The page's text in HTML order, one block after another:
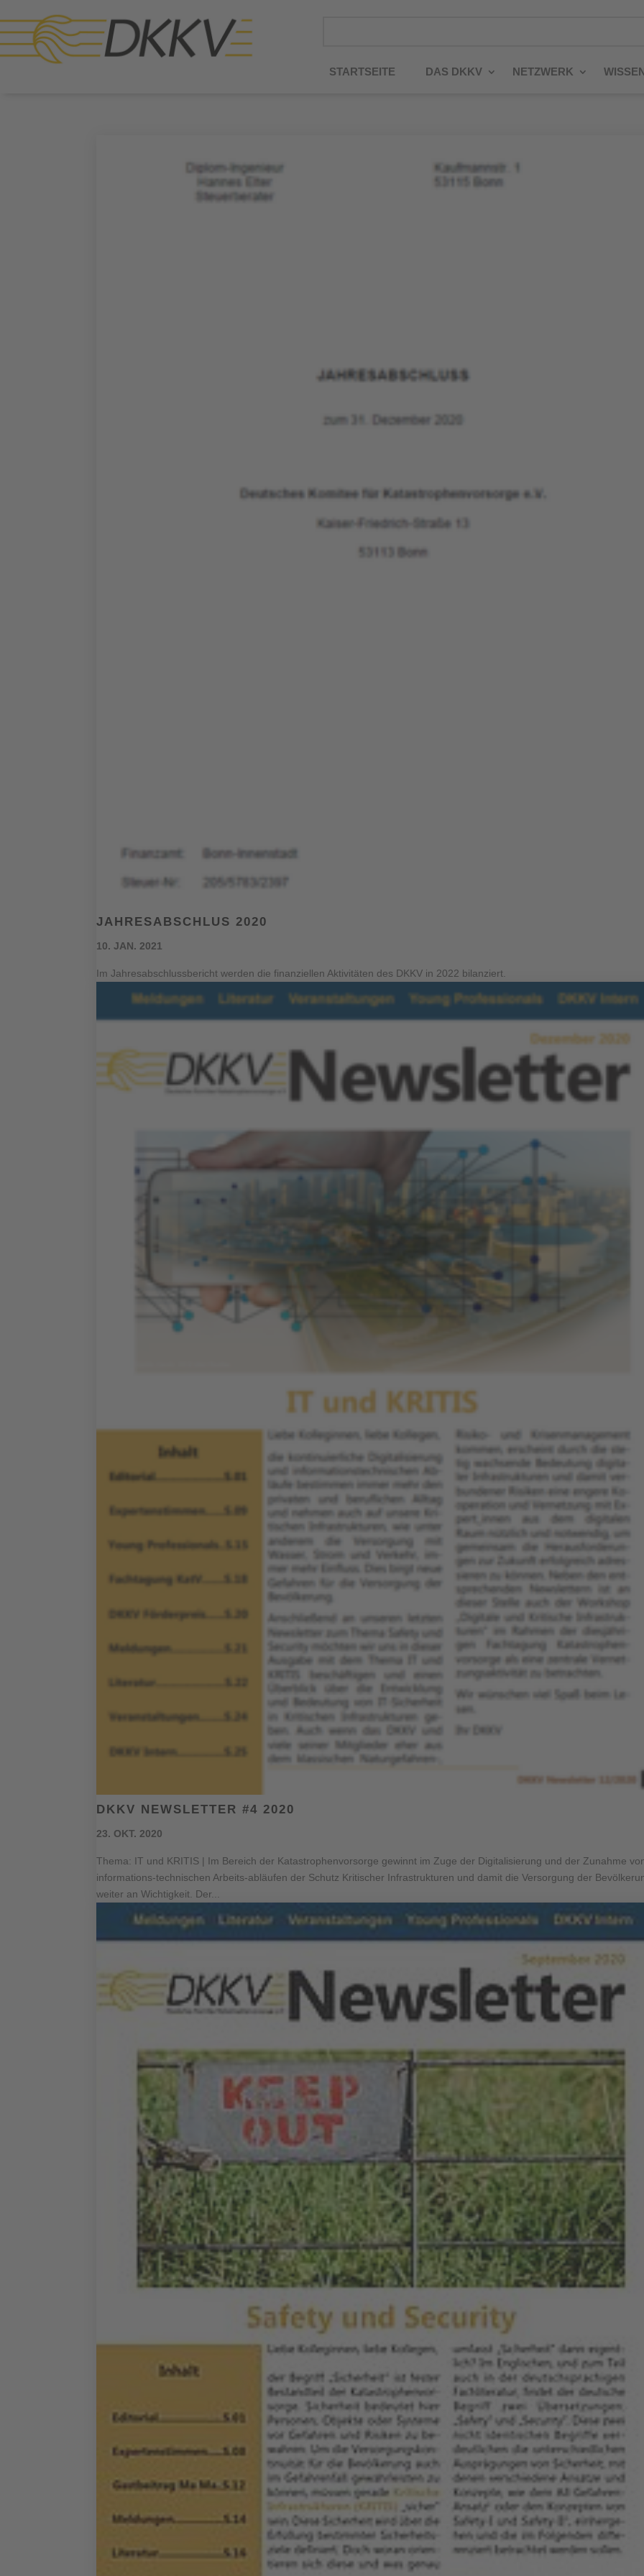
STARTSEITE DAS DKKV NETZWERK
JAHRESABSCHLUS 2020
10. JAN. 2021
Im Jahresabschlussbericht werden die finanziellen Aktivitäten des DKKV in 2022 bilanziert.
DKKV NEWSLETTER #4 2020
23. OKT. 2020
Thema: IT und KRITIS | Im Bereich der Katastrophenvorsorge gewinnt im Zuge der Digitalisierung und der Zunahme
informations-technischen Arbeits-abläufen der Schutz Kritischer Infrastrukturen und damit die Versorgung der
weiter an Wichtigkeit. Der...